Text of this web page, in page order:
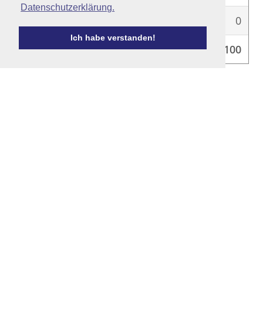
Datenschutzerklärung.
Ich habe verstanden!
Datenschutzerklärung.
Ich habe verstanden!
0
Σ 100